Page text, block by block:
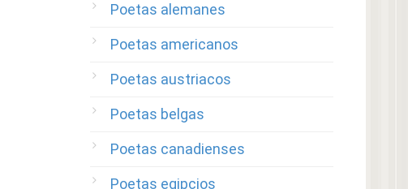
Poetas alemanes
Poetas americanos
Poetas austriacos
Poetas belgas
Poetas canadienses
Poetas egipcios